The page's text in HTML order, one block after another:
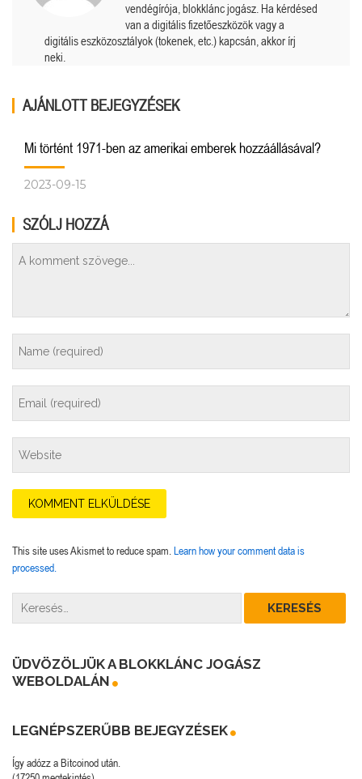
vendégírója, blokklánc jogász. Ha kérdésed
van a digitális fizetőeszközök vagy a
digitális eszközosztályok (tokenek, etc.) kapcsán, akkor írj
neki.
AJÁNLOTT BEJEGYZÉSEK
Mi történt 1971-ben az amerikai emberek hozzáállásával?
2023-09-15
SZÓLJ HOZZÁ
This site uses Akismet to reduce spam. Learn how your comment data is
processed.
ÜDVÖZÖLJÜK A BLOKKLÁNC JOGÁSZ
WEBOLDALÁN
LEGNÉPSZERŰBB BEJEGYZÉSEK
Így adózz a Bitcoinod után.